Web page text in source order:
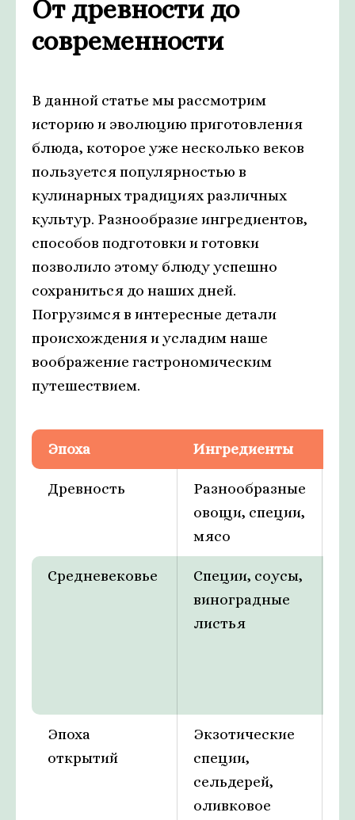
От древности до
современности
В данной статье мы рассмотрим
историю и эволюцию приготовления
блюда, которое уже несколько веков
пользуется популярностью в
кулинарных традициях различных
культур. Разнообразие ингредиентов,
способов подготовки и готовки
позволило этому блюду успешно
сохраниться до наших дней.
Погрузимся в интересные детали
происхождения и усладим наше
воображение гастрономическим
путешествием.
Эпоха Ингредиенты
Древность
Разнообразные
овощи, специи,
мясо
Средневековье
Специи, соусы,
виноградные
листья
Эпоха
открытий
Экзотические
специи,
сельдерей,
оливковое